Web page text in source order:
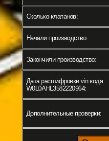
Сколько клапанов:
Начали производство:
Закончили производство:
Дата расшифровки vin кода
W0L0AHL3582220964:
Дополнительные проверки: